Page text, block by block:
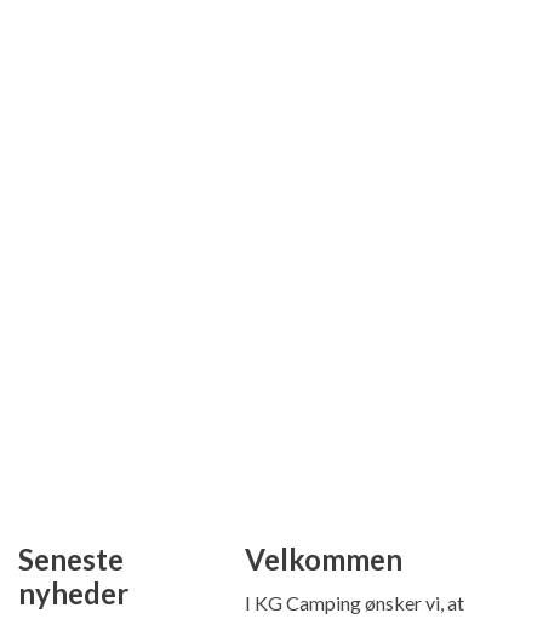
Seneste
nyheder
Velkommen
I KG Camping ønsker vi, at